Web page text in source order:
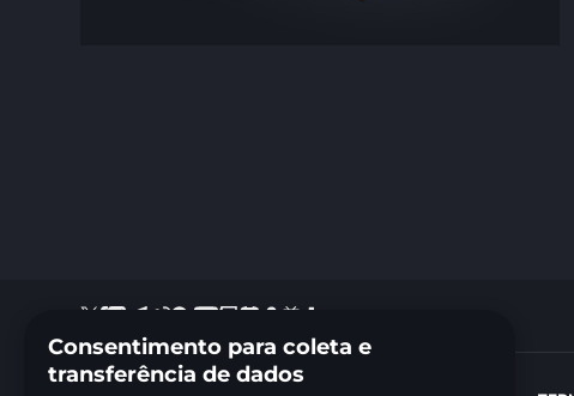
Consentimento para coleta e
transferência de dados